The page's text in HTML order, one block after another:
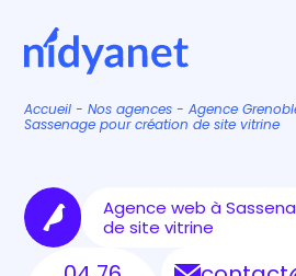
Accueil -Nos agences -Agence
Sassenage pour création de site vitrine
Agence web à
de site vitrine